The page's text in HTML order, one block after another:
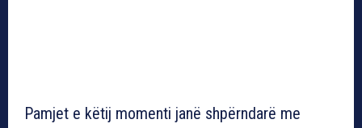
Pamjet e këtij momenti janë shpërndarë me